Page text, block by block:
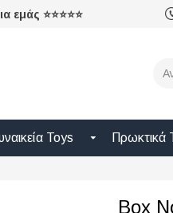
εμάς ⭐⭐⭐⭐⭐
Toys Πρωκτικά
Box